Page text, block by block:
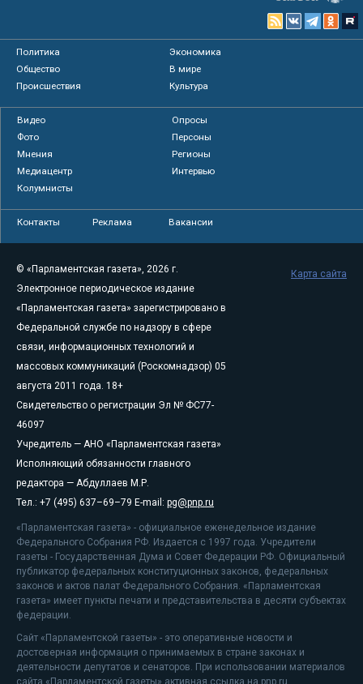
Политика
Экономика
Общество
В мире
Происшествия
Культура
Видео
Опросы
Фото
Персоны
Мнения
Регионы
Медиацентр
Интервью
Колумнисты
Контакты Реклама Вакансии
© «Парламентская газета», 2026 г.
Электронное периодическое издание
«Парламентская газета» зарегистрировано в
Федеральной службе по надзору в сфере
связи, информационных технологий и
массовых коммуникаций (Роскомнадзор) 05
августа 2011 года. 18+
Свидетельство о регистрации Эл № ФС77-
46097
Учредитель — АНО «Парламентская газета»
Исполняющий обязанности главного
редактора — Абдуллаев М.Р.
Тел.: +7 (495) 637–69–79 E-mail: pg@pnp.ru
«Парламентская газета» - официальное еженедельное издание
Федерального Собрания РФ. Издается с 1997 года. Учредители
газеты - Государственная Дума и Совет Федерации РФ. Официальный
публикатор федеральных конституционных законов, федеральных
законов и актов палат Федерального Собрания. «Парламентская
газета» имеет пункты печати и представительства в десяти субъектах
федерации.
Сайт «Парламентской газеты» - это оперативные новости и
достоверная информация о принимаемых в стране законах и
деятельности депутатов и сенаторов. При использовании материалов
сайта «Парламентской газеты» активная ссылка на pnp.ru
Карта сайта